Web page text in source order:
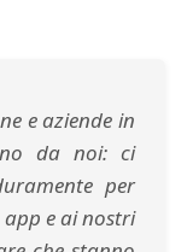
e aziende in
da noi: ci
per
app e ai nostri